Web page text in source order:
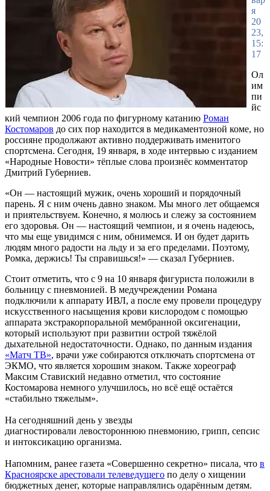
я
20
23,
15:
17
Ол
им
пи
йс
кий чемпион 2006 года по фигурному катанию Роман
Костомаров до сих пор находится в медикаментозной коме, но
россияне продолжают активно поддерживать именитого
спортсмена. Сегодня, 19 января, в ходе интервью с изданием
«Народные Новости» тёплые слова произнёс комментатор
Дмитрий Губерниев.
«Он — настоящий мужик, очень хороший и порядочный
парень. Я с ним очень давно знаком. Мы много лет общаемся
и приятельствуем. Конечно, я молюсь и слежу за состоянием
его здоровья. Он — настоящий чемпион, и я очень надеюсь,
что мы еще увидимся с ним, обнимемся. И он будет дарить
людям много радости на льду и за его пределами. Поэтому,
Ромка, держись! Ты справишься!» — сказал Губерниев.
Стоит отметить, что с 9 на 10 января фигуриста положили в
больницу с пневмонией. В медучреждении Романа
подключили к аппарату ИВЛ, а после ему провели процедуру
искусственного насыщения крови кислородом с помощью
аппарата экстракорпоральной мембранной оксигенации,
который используют при развитии острой тяжёлой
дыхательной недостаточности. Однако, по данным издания
«Матч ТВ», врачи уже собираются отключать спортсмена от
ЭКМО, что является хорошим знаком. Также хореограф
Максим Ставиский недавно отметил, что состояние
Костомарова немного улучшилось, но всё ещё остаётся
«стабильно тяжелым».
На сегодняшний день у звезды
диагностировали левостороннюю пневмонию, грипп, сепсис
и интоксикацию организма.
Напомним, ранее газета «Совершенно секретно» писала, что в
Красноярске арестовали телеведущего по делу о хищении
бюджетных денег, которые направлялись одарённым детям.